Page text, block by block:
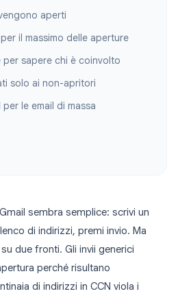
aperti
il massimo delle aperture
per sapere chi è coinvolto
solo ai non-apritori
le email di massa
sembra semplice: scrivi un
di indirizzi, premi invio. Ma
due fronti. Gli invii generici
perché risultano
di indirizzi in CCN viola i